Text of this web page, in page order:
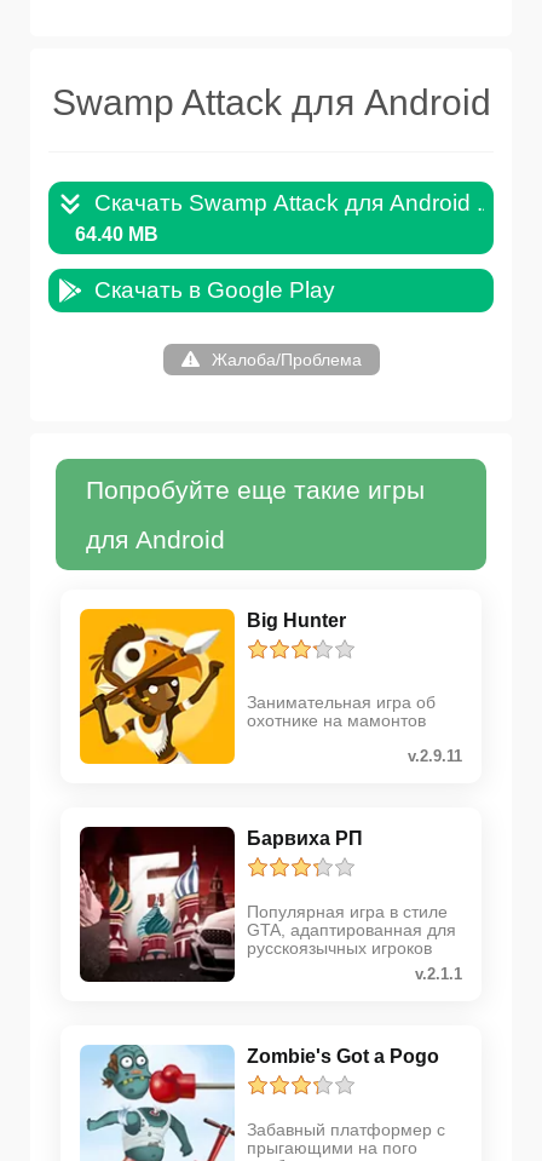
Swamp Attack для Android
Скачать Swamp Attack для Android .APK
64.40 MB
Скачать в Google Play
Жалоба/Проблема
Попробуйте еще такие игры
для Android
Big Hunter
Занимательная игра об
охотнике на мамонтов
v.2.9.11
Барвиха РП
Популярная игра в стиле
GTA, адаптированная для
русскоязычных игроков
v.2.1.1
Zombie's Got a Pogo
Забавный платформер с
прыгающими на пого